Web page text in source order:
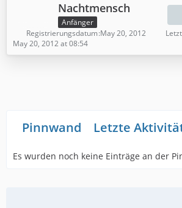
Nachtmensch
Anfänger
Registrierungsdatum May 20, 2012
May 20, 2012 at 08:54
Pinnwand Letzte
Es wurden noch keine Einträge an der